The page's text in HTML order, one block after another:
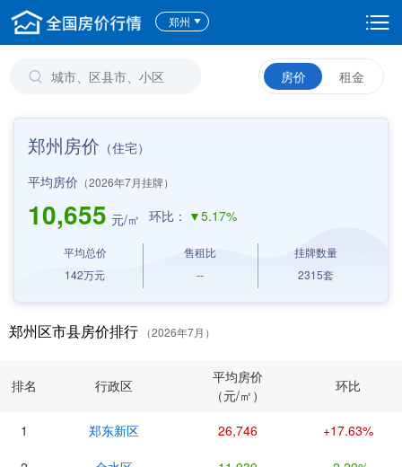
郑州
房价 租金
郑州房价 （住宅）
平均房价 （2026年7月挂牌）
10,655 元/㎡ 环比： ▼5.17%
平均总价
142万元
售租比
--
挂牌数量
2315套
郑州区市县房价排行 （2026年7月）
排名 行政区
平均房价
（元/㎡）
环比
1 郑东新区 26,746 +17.63%